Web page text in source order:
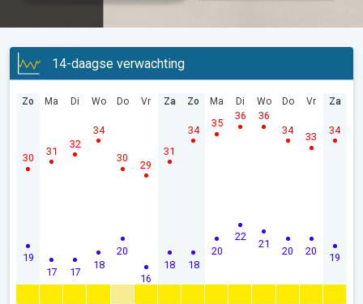
14-daagse verwachting
Zo
19
30
Ma
17
31
Di
17
32
Wo
18
34
Do
20
30
Vr
16
29
Za
18
31
Zo
18
34
Ma
20
35
Di
22
36
Wo
21
36
Do
20
34
Vr
20
33
Za
19
34